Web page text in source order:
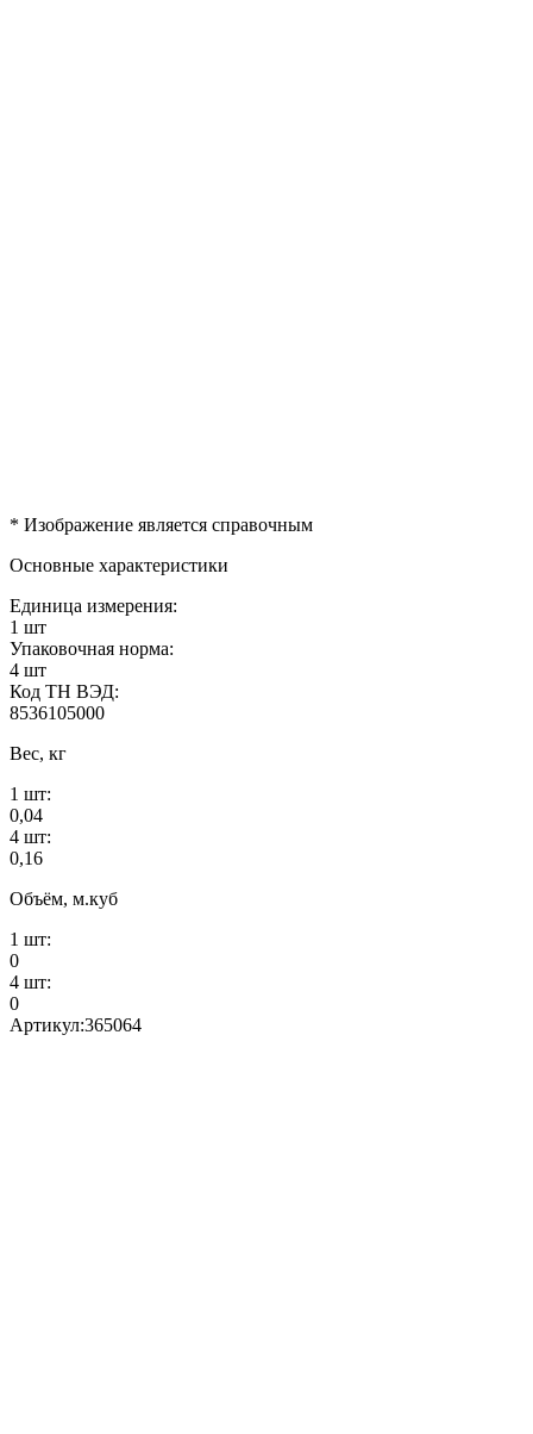
* Изображение является справочным
Основные характеристики
Единица измерения:
1 шт
Упаковочная норма:
4 шт
Код ТН ВЭД:
8536105000
Вес, кг
1 шт:
0,04
4 шт:
0,16
Объём, м.куб
1 шт:
0
4 шт:
0
Артикул:365064